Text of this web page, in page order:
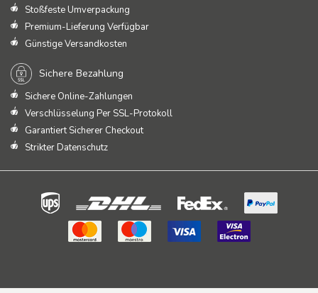
Stoßfeste Umverpackung
Premium-Lieferung Verfügbar
Günstige Versandkosten
Sichere Bezahlung
Sichere Online-Zahlungen
Verschlüsselung Per SSL-Protokoll
Garantiert Sicherer Checkout
Strikter Datenschutz